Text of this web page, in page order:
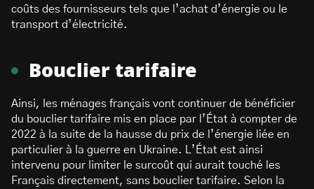
coûts des fournisseurs tels que l’achat d’énergie ou le
transport d’électricité.
Bouclier tarifaire
Ainsi, les ménages français vont continuer de bénéficier
du bouclier tarifaire mis en place par l’État à compter de
2022 à la suite de la hausse du prix de l’énergie liée en
particulier à la guerre en Ukraine. L’État est ainsi
intervenu pour limiter le surcoût qui aurait touché les
Français directement, sans bouclier tarifaire. Selon la